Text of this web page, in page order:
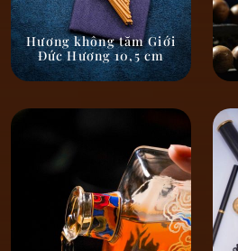
Hương không tăm Giới
Đức Hương 10,5 cm